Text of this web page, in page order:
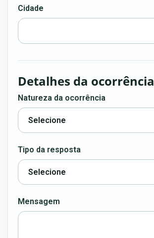
Cidade
Detalhes da ocorrência
Natureza da ocorrência
Tipo da resposta
Mensagem